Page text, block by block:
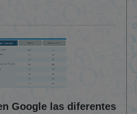
Google las diferentes